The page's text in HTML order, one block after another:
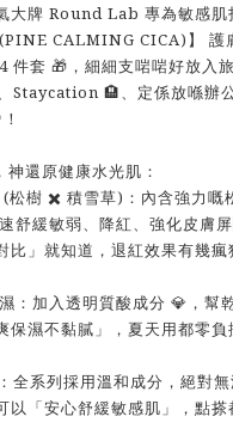
大牌 Round Lab 專為敏感肌
CALMING CICA)】 護
件套 🎁，細細支啱啱好放入
Staycation 🏨、定係放喺辦
還原健康水光肌：
樹 ✖️ 積雪草)：內含強力嘅
舒緩敏弱、降紅、強化皮膚
比」就知道，退紅效果有幾瘋
：加入透明質酸成分 💎，幫
保濕不黏膩」，夏天用都零負
全系列採用溫和成分，絕對
「安心舒緩敏感肌」，點搽